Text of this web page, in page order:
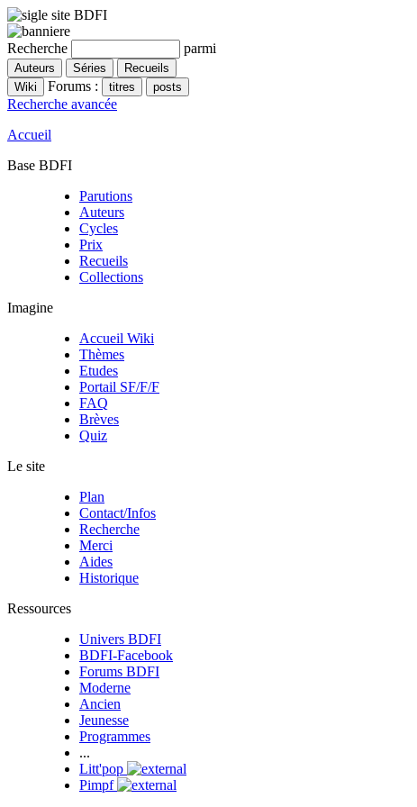
Recherche parmi
Forums :
Recherche avancée
Accueil
Base BDFI
Parutions
Auteurs
Cycles
Prix
Recueils
Collections
Imagine
Accueil Wiki
Thèmes
Etudes
Portail SF/F/F
FAQ
Brèves
Quiz
Le site
Plan
Contact/Infos
Recherche
Merci
Aides
Historique
Ressources
Univers BDFI
BDFI-Facebook
Forums BDFI
Moderne
Ancien
Jeunesse
Programmes
...
Litt'pop
Pimpf